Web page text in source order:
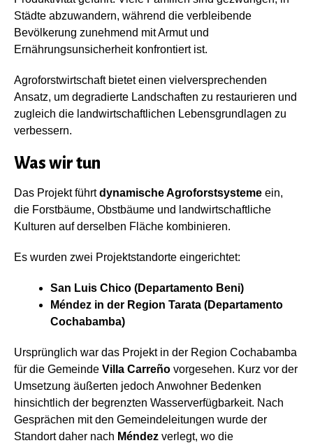
Städte abzuwandern, während die verbleibende
Bevölkerung zunehmend mit Armut und
Ernährungsunsicherheit konfrontiert ist.
Agroforstwirtschaft bietet einen vielversprechenden
Ansatz, um degradierte Landschaften zu restaurieren und
zugleich die landwirtschaftlichen Lebensgrundlagen zu
verbessern.
Was wir tun
Das Projekt führtdynamische Agroforstsysteme ein,
die Forstbäume, Obstbäume und landwirtschaftliche
Kulturen auf derselben Fläche kombinieren.
Es wurden zwei Projektstandorte eingerichtet:
San Luis Chico (Departamento Beni)
Méndez in der Region Tarata (Departamento
Cochabamba)
Ursprünglich war das Projekt in der Region Cochabamba
für die Gemeinde Villa Carreño vorgesehen. Kurz vor der
Umsetzung äußerten jedoch Anwohner Bedenken
hinsichtlich der begrenzten Wasserverfügbarkeit. Nach
Gesprächen mit den Gemeindeleitungen wurde der
Standort daher nach Méndez verlegt, wo die